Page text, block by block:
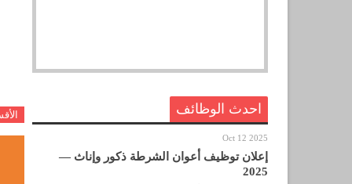
احدث الوظائف
Oct 12 2025
إعلان توظيف أعوان الشرطة ذكور وإناث —
2025